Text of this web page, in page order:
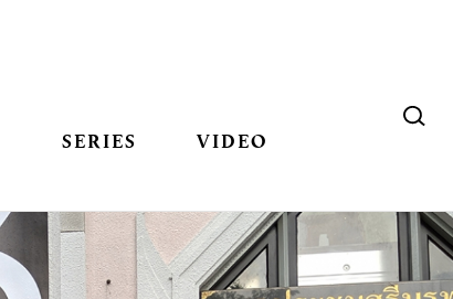
SERIES VIDEO